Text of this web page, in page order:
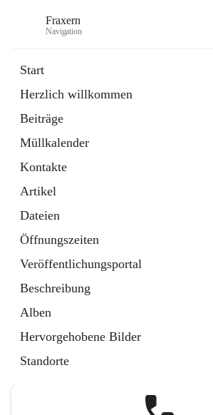
Fraxern
Navigation
Start
Herzlich willkommen
Beiträge
Müllkalender
Kontakte
Artikel
Dateien
Öffnungszeiten
Veröffentlichungsportal
Beschreibung
Alben
Hervorgehobene Bilder
Standorte
Ordner
in
Tab
Formulare
Artikel
öffnet
in
neuem
Tab